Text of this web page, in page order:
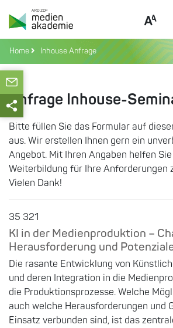
Zum
Inhalt
springen
Home Inhouse Anfrage
Anfrage Inhouse-
Bitte füllen Sie das Formular auf
aus. Wir erstellen Ihnen gern ein
Angebot. Mit Ihren Angaben helfen
Weiterbildung für Ihre Anforderungen
Vielen Dank!
35 321
KI in der Medienproduktion –
Herausforderung und
Die rasante Entwicklung von
und deren Integration in die
die Produktionsprozesse. Welche
auch welche Herausforderungen und
Einsatz verbunden sind, ist das